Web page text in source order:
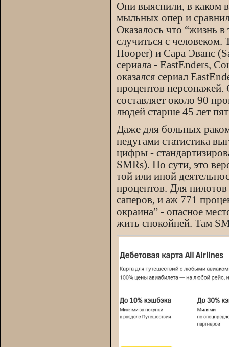
Они выяснили, в каком
мыльных опер и
Оказалось что “жизнь
случиться с
Hooper) и Сара Эванс
сериала - EastEnders,
оказался сериал
процентов персонажей.
составляет около 90
людей старше 45 лет
Даже для больных
недугами статистика
цифры -
SMRs). По сути, это
той или иной
процентов. Для
саперов, и аж 771
окраина” - опасное
жить спокойней. Там